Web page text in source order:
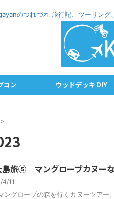
のつれづれ 旅行記、ツーリン
コン ウッドデッキ DIY
>
島旅⑤ マングローブカヌー
4/11
ングローブの森を行くカヌーツアー